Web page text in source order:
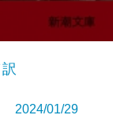
2024/01/29